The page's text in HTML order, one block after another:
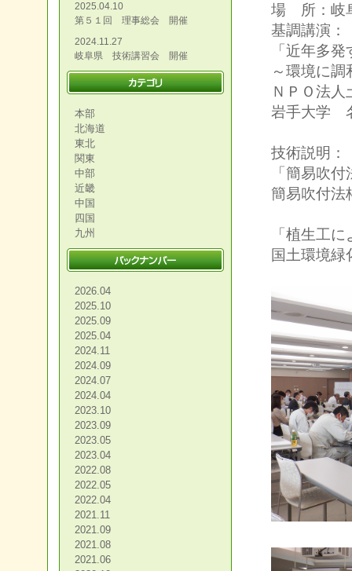
2025.04.10
第５１回 理事総会 開催
2024.11.27
岐阜県 技術講習会 開催
本部
北海道
東北
関東
中部
近畿
中国
四国
九州
2026.04
2025.10
2025.09
2025.04
2024.11
2024.09
2024.07
2024.04
2023.10
2023.09
2023.05
2023.04
2022.08
2022.05
2022.04
2021.11
2021.09
2021.08
2021.06
場 所：岐
基調講演：
「近年多
～環境に
ＮＰＯ法
岩手大学
技術説明：
「簡易吹
簡易吹付
「植生工
国土環境